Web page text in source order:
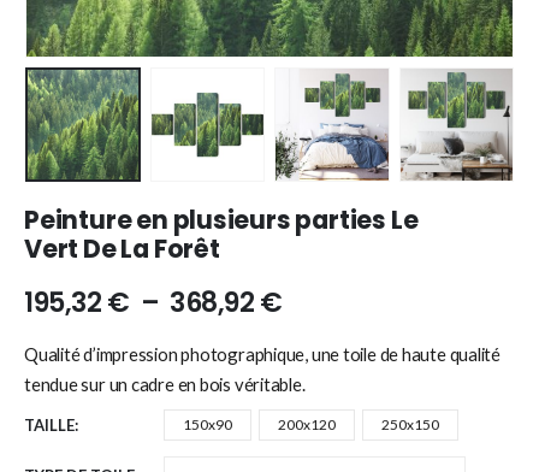
Peinture en plusieurs parties Le
Vert De La Forêt
195,32€ – 368,92€
Qualité d’impression photographique, une toile de haute qualité
tendue sur un cadre en bois véritable.
TAILLE 150x90 200x120 250x150